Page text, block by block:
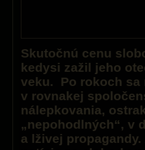
Skutočnú cenu
kedysi zažil jeho
veku. Po rokoch sa
v rovnakej
nálepkovania,
„nepohodlných“, v
a lživej